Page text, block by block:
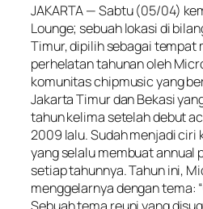
JAKARTA — Sabtu (05/04)
Lounge; sebuah lokasi di
Timur, dipilih sebagai tempat
perhelatan tahunan oleh
komunitas chipmusic yang
Jakarta Timur dan Bekasi
tahun kelima setelah debut
2009 lalu. Sudah menjadi ciri
yang selalu membuat annual
setiap tahunnya. Tahun ini,
menggelarnya dengan tema:
Sebuah tema reuni yang